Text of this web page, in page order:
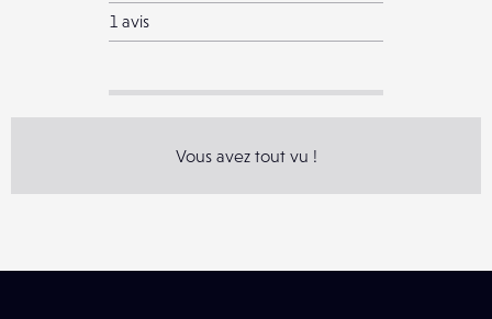
1 avis
Vous avez tout vu !